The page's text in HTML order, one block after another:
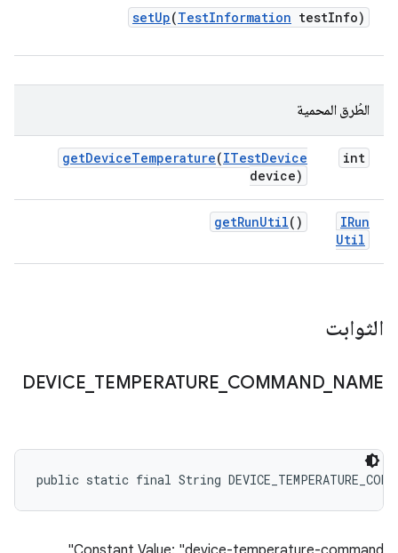
setUp(TestInformation testInfo)
الطُرق المحمية
int
getDeviceTemperature(ITestDevice
device)
IRun
Util
getRunUtil()
الثوابت
DEVICE TEMPERATURE COMMAND_ NAME
public static final String